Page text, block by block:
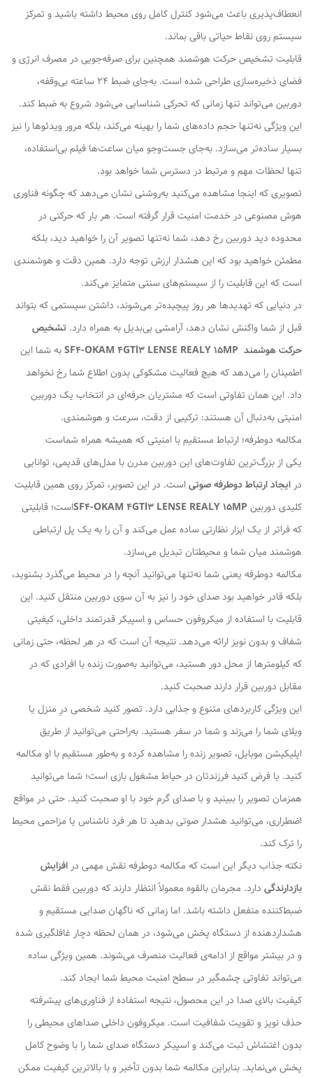
انعطاف‌پذیری باعث می‌شود کنترل کامل روی محیط داشته باشید و تمرکز
سیستم روی نقاط حیاتی باقی بماند.
قابلیت تشخیص حرکت هوشمند همچنین برای صرفه‌جویی در مصرف انرژی و
فضای ذخیره‌سازی طراحی شده است. به‌جای ضبط ۲۴ ساعته بی‌وقفه،
دوربین می‌تواند تنها زمانی که تحرکی شناسایی می‌شود شروع به ضبط کند.
این ویژگی نه‌تنها حجم داده‌های شما را بهینه می‌کند، بلکه مرور ویدئوها را نیز
بسیار ساده‌تر می‌سازد. به‌جای جست‌وجو میان ساعت‌ها فیلم بی‌استفاده،
تنها لحظات مهم و مرتبط در دسترس شما خواهد بود.
تصویری که اینجا مشاهده می‌کنید به‌روشنی نشان می‌دهد که چگونه فناوری
هوش مصنوعی در خدمت امنیت قرار گرفته است. هر بار که حرکتی در
محدوده دید دوربین رخ دهد، شما نه‌تنها تصویر آن را خواهید دید، بلکه
مطمئن خواهید بود که این هشدار ارزش توجه دارد. همین دقت و هوشمندی
است که این قابلیت را از سیستم‌های سنتی متمایز می‌کند.
در دنیایی که تهدیدها هر روز پیچیده‌تر می‌شوند، داشتن سیستمی که بتواند
قبل از شما واکنش نشان دهد، آرامشی بی‌بدیل به همراه دارد. تشخیص
حرکت هوشمند
به شما این
اطمینان را می‌دهد که هیچ فعالیت مشکوکی بدون اطلاع شما رخ نخواهد
داد. این همان تفاوتی است که مشتریان حرفه‌ای در انتخاب یک دوربین
امنیتی به‌دنبال آن هستند: ترکیبی از دقت، سرعت و هوشمندی.
مکالمه دوطرفه؛ ارتباط مستقیم با امنیتی که همیشه همراه شماست
یکی از بزرگ‌ترین تفاوت‌های این دوربین مدرن با مدل‌های قدیمی، توانایی
در ایجاد ارتباط دوطرفه صوتی است. در این تصویر، تمرکز روی همین قابلیت
کلیدی دوربین SF4-OKAM 4GTl3 LENSE REALY 15MPاست؛ قابلیتی
که فراتر از یک ابزار نظارتی ساده عمل می‌کند و آن را به یک پل ارتباطی
هوشمند میان شما و محیطتان تبدیل می‌سازد.
مکالمه دوطرفه یعنی شما نه‌تنها می‌توانید آنچه را در محیط می‌گذرد بشنوید،
بلکه قادر خواهید بود صدای خود را نیز به آن سوی دوربین منتقل کنید. این
قابلیت با استفاده از میکروفون حساس و اسپیکر قدرتمند داخلی، کیفیتی
شفاف و بدون نویز ارائه می‌دهد. نتیجه آن است که در هر لحظه، حتی زمانی
که کیلومترها از محل دور هستید، می‌توانید به‌صورت زنده با افرادی که در
مقابل دوربین قرار دارند صحبت کنید.
این ویژگی کاربردهای متنوع و جذابی دارد. تصور کنید شخصی درِ منزل یا
ویلای شما را می‌زند و شما در سفر هستید. به‌راحتی می‌توانید از طریق
اپلیکیشن موبایل، تصویر زنده را مشاهده کرده و به‌طور مستقیم با او مکالمه
کنید. یا فرض کنید فرزندتان در حیاط مشغول بازی است؛ شما می‌توانید
همزمان تصویر را ببینید و با صدای گرم خود با او صحبت کنید. حتی در مواقع
اضطراری، می‌توانید هشدار صوتی بدهید تا هر فرد ناشناس یا مزاحمی محیط
را ترک کند.
نکته جذاب دیگر این است که مکالمه دوطرفه نقش مهمی در افزایش
بازدارندگی دارد. مجرمان بالقوه معمولاً انتظار دارند که دوربین فقط نقش
ضبط‌کننده منفعل داشته باشد. اما زمانی که ناگهان صدایی مستقیم و
هشداردهنده از دستگاه پخش می‌شود، در همان لحظه دچار غافلگیری شده
و در بیشتر مواقع از ادامه‌ی فعالیت منصرف می‌شوند. همین ویژگی ساده
می‌تواند تفاوتی چشمگیر در سطح امنیت محیط شما ایجاد کند.
کیفیت بالای صدا در این محصول، نتیجه استفاده از فناوری‌های پیشرفته
حذف نویز و تقویت شفافیت است. میکروفون داخلی صداهای محیطی را
بدون اغتشاش ثبت می‌کند و اسپیکر دستگاه صدای شما را با وضوح کامل
پخش می‌نماید. بنابراین مکالمه شما بدون تأخیر و با بالاترین کیفیت ممکن